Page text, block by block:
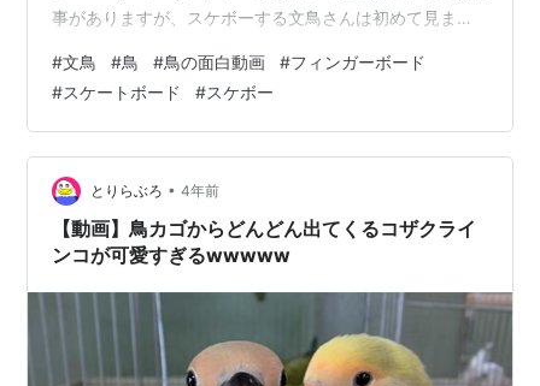
事がありますが、スケボーする文鳥さんは初めて見まし
のですが、頑張ってトレーニングすればこんな事まで出
来てしまうんですね！！ もちろん、この文鳥さんの才能
もあると思います☆(≧∪≦) この文鳥さん、飼い主さんに
無理矢理やらされてるとかではなく、完全に楽しんでや
ってますよねwwwww 違うスケボーに乗り換える時に、
たまに「ぴっ」とか言…
#文鳥 #鳥 #鳥の面白動画 #フィンガーボード
#スケートボード #スケボー
とりらぶろ • 4年前
【動画】鳥カゴからどんどん出てくるコザクライ
ンコが可愛すぎるwwwww